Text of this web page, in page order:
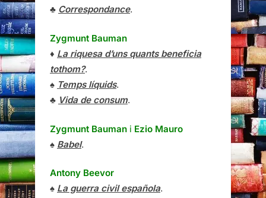
♣ Correspondance.
Zygmunt Bauman
♦ La riquesa d’uns quants beneficia
tothom?.
♠ Temps líquids.
♣ Vida de consum.
Zygmunt Bauman i Ezio Mauro
♠ Babel.
Antony Beevor
♠ La guerra civil española.